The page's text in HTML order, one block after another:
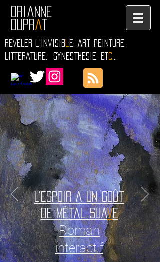
Orianne
Dupra
REVELER l'invisib
e: Art, PEINTURE,
LITTERATURE, Synesthesie , ET C
L'espoir a un goût
de métal suave
Roman
interactif